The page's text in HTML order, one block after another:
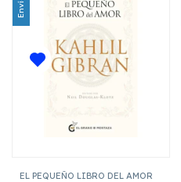
EL PEQUEÑO LIBRO DEL AMOR